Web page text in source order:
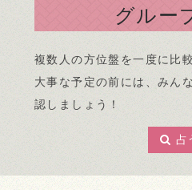
グルー
複数人の方位盤を一度に比
大事な予定の前には、みん
認しましょう！
占